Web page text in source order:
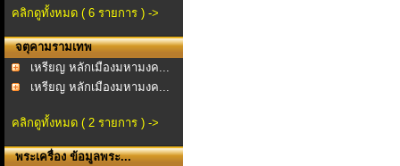
คลิกดูทั้งหมด ( 6 รายการ ) ->
จตุคามรามเทพ
เหรียญ หลักเมืองมหามงค...
เหรียญ หลักเมืองมหามงค...
คลิกดูทั้งหมด ( 2 รายการ ) ->
พระเครื่อง ข้อมูลพระ...